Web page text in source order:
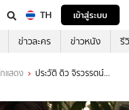
TH
เข้าสู่ระบบ
ข่าวละคร ข่าวหนัง รี
แสดง
ประวัติ ดิว จิรวรรตน์